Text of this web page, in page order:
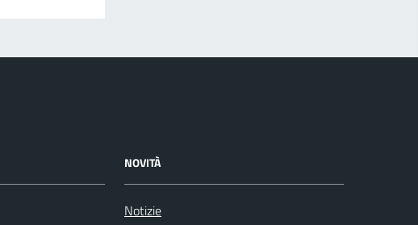
NOVITÀ
Notizie